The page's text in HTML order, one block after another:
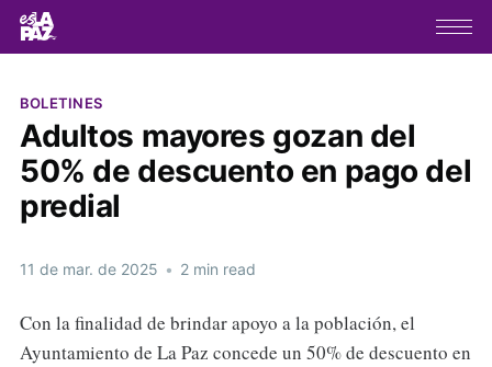
BOLETINES
Adultos mayores gozan del
50% de descuento en pago del
predial
11 de mar. de 2025 • 2 min read
Con la finalidad de brindar apoyo a la población, el
Ayuntamiento de La Paz concede un 50% de descuento en